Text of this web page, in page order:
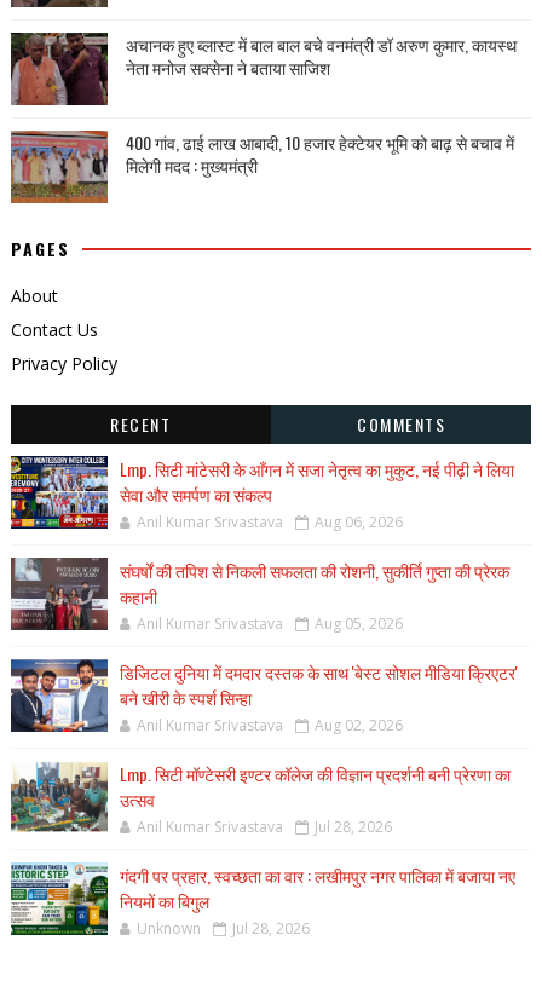
अचानक हुए ब्लास्ट में बाल बाल बचे वनमंत्री डॉ अरुण कुमार, कायस्थ
नेता मनोज सक्सेना ने बताया साजिश
400 गांव, ढाई लाख आबादी, 10 हजार हेक्टेयर भूमि को बाढ़ से बचाव में
मिलेगी मदद : मुख्यमंत्री
PAGES
About
Contact Us
Privacy Policy
RECENT
COMMENTS
Lmp. सिटी मांटेसरी के आँगन में सजा नेतृत्व का मुकुट, नई पीढ़ी ने लिया
सेवा और समर्पण का संकल्प
Anil Kumar Srivastava Aug 06, 2026
संघर्षों की तपिश से निकली सफलता की रोशनी, सुकीर्ति गुप्ता की प्रेरक
कहानी
Anil Kumar Srivastava Aug 05, 2026
डिजिटल दुनिया में दमदार दस्तक के साथ 'बेस्ट सोशल मीडिया क्रिएटर'
बने खीरी के स्पर्श सिन्हा
Anil Kumar Srivastava Aug 02, 2026
Lmp. सिटी मॉण्टेसरी इण्टर कॉलेज की विज्ञान प्रदर्शनी बनी प्रेरणा का
उत्सव
Anil Kumar Srivastava Jul 28, 2026
गंदगी पर प्रहार, स्वच्छता का वार : लखीमपुर नगर पालिका में बजाया नए
नियमों का बिगुल
Unknown Jul 28, 2026